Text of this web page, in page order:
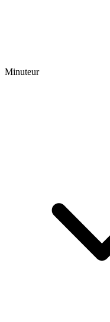
Minuteur